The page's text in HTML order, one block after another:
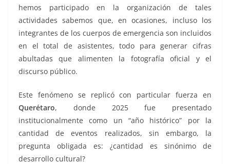
hemos participado en la organización de tales
actividades sabemos que, en ocasiones, incluso los
integrantes de los cuerpos de emergencia son incluidos
en el total de asistentes, todo para generar cifras
abultadas que alimenten la fotografía oficial y el
discurso público.
Este fenómeno se replicó con particular fuerza en
Querétaro, donde 2025 fue presentado
institucionalmente como un “año histórico” por la
cantidad de eventos realizados, sin embargo, la
pregunta obligada es: ¿cantidad es sinónimo de
desarrollo cultural?